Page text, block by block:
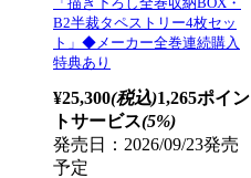
B2半裁タペストリー4枚セッ
ト」◆メーカー全巻連続購入
特典あり
¥25,300(税込)1,265ポイン
トサービス(5%)
発売日：2026/09/23発売
予定